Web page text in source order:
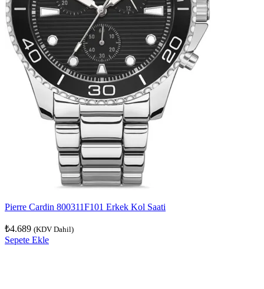
Pierre Cardin 800311F101 Erkek Kol Saati
₺4.689 (KDV Dahil)
Sepete Ekle